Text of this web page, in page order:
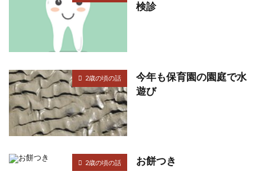
検診
2歳の頃の話
今年も保育園の園庭で水
遊び
2歳の頃の話 お餅つき